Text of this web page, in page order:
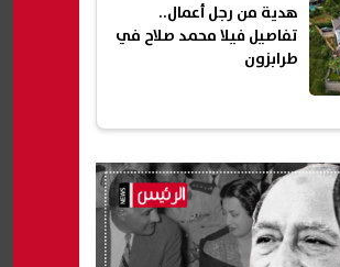
هدية من رجل أعمال..
تفاصيل فيلا محمد صلاح في
طرابزون